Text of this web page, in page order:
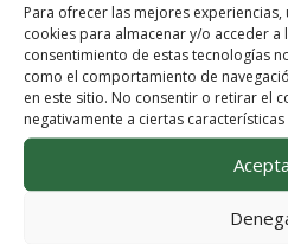
Para ofrecer las mejores
cookies para almacenar y/o acceder
consentimiento de estas tecnologías
como el comportamiento de
en este sitio. No consentir o retirar el
negativamente a ciertas características
Para cualquier duda puedes
Certificado de Profesionalidad
Sociosanitaria a Personas